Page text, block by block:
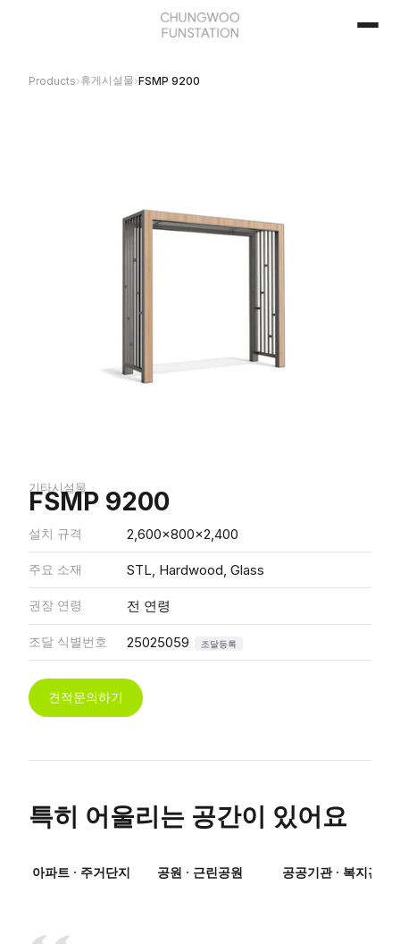
Products›휴게시설물›FSMP 9200
기타시설물
FSMP 9200
설치 규격 2,600x800x2,400
주요 소재 STL, Hardwood, Glass
권장 연령 전 연령
조달 식별번호 25025059 조달등록
견적문의하기
특히 어울리는 공간이 있어요
아파트 · 주거단지 공원 · 근린공원 공공기관 · 복지관